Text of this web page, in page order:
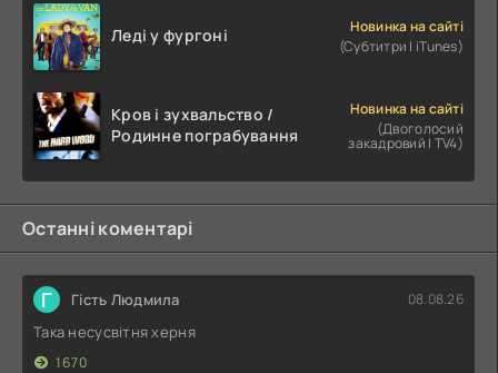
Леді у фургоні
Новинка на сайті
(Субтитри | iTunes)
Кров і зухвальство /
Родинне пограбування
Новинка на сайті
(Двоголосий
закадровий | TV4)
Останні коментарі
Г Гість Людмила 08.08.26
Така несусвітня херня
1670